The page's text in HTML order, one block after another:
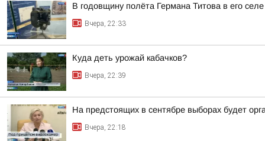
В годовщину полёта Германа Титова в его
Вчера, 22:33
Куда деть урожай кабачков?
Вчера, 22:39
На предстоящих в сентябре выборах будет
Вчера, 22:18